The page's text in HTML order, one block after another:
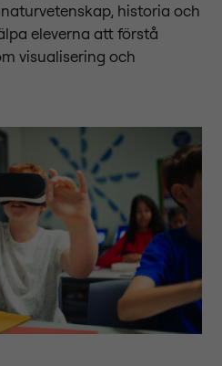
historia och
eleverna att förstå
visualisering och